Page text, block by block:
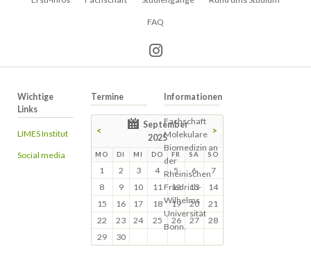
FAQ
Wichtige
Links
LIMES Institut
Social media
Termine
<
September
2025
>
MO DI MI DO FR SA SO
1 2 3 4 5 6
7
8
9 10 11 12 13
14
15
16 17 18 19 20
21
22
23 24 25 26 27
28
29
30
Informationen
Fachschaft
Molekulare
Biomedizin an
der
Rheinischen
Friedrich-
Wilhelms
Universität
Bonn.